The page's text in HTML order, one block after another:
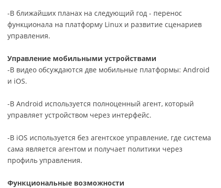
-В ближайших планах на следующий год - перенос
функционала на платформу Linux и развитие сценариев
управления.
Управление мобильными устройствами
-В видео обсуждаются две мобильные платформы: Android
и iOS.
-В Android используется полноценный агент, который
управляет устройством через интерфейс.
-В iOS используется без агентское управление, где система
сама является агентом и получает политики через
профиль управления.
Функциональные возможности